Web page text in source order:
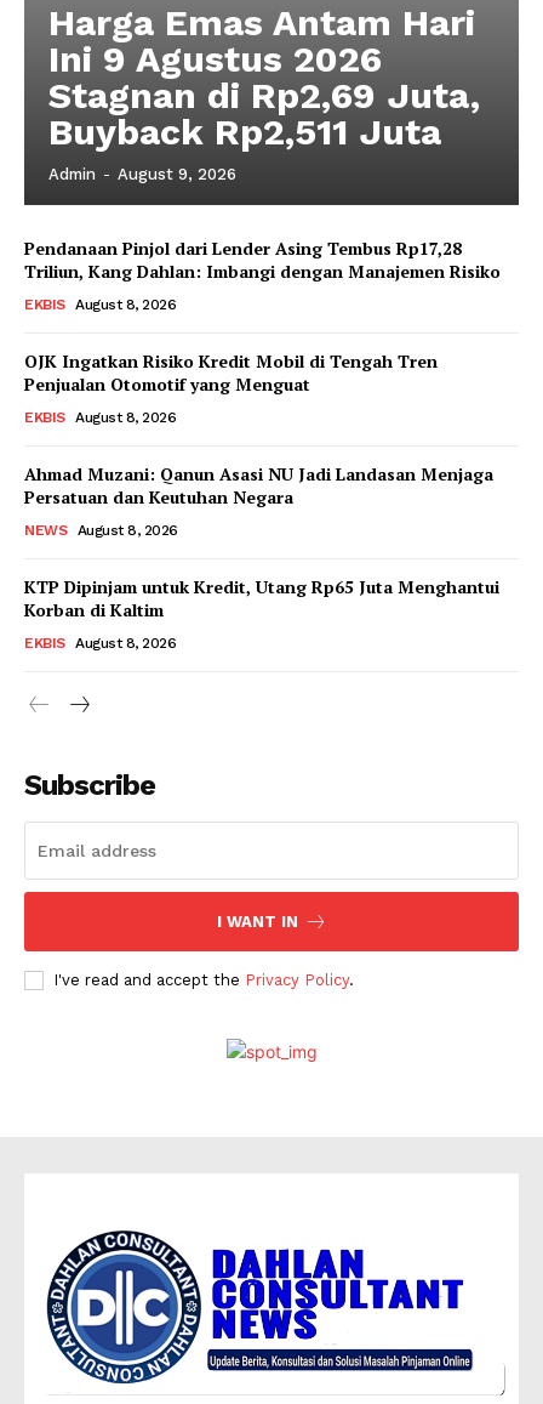
Harga Emas Antam Hari
Ini 9 Agustus 2026
Stagnan di Rp2,69 Juta,
Buyback Rp2,511 Juta
Admin - August 9, 2026
Pendanaan Pinjol dari Lender Asing Tembus Rp17,28
Triliun, Kang Dahlan: Imbangi dengan Manajemen Risiko
EKBIS August 8, 2026
OJK Ingatkan Risiko Kredit Mobil di Tengah Tren
Penjualan Otomotif yang Menguat
EKBIS August 8, 2026
Ahmad Muzani: Qanun Asasi NU Jadi Landasan Menjaga
Persatuan dan Keutuhan Negara
NEWS August 8, 2026
KTP Dipinjam untuk Kredit, Utang Rp65 Juta Menghantui
Korban di Kaltim
EKBIS August 8, 2026
Subscribe
I WANT IN
I've read and accept the Privacy Policy.